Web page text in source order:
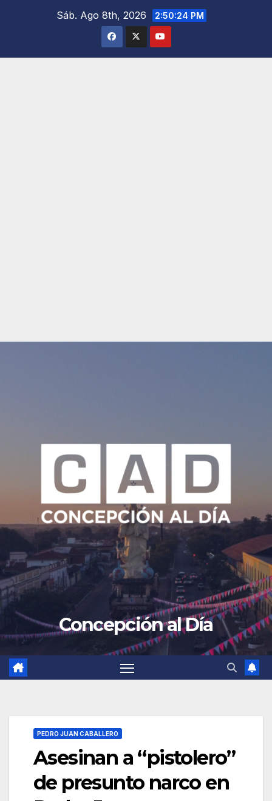
Sáb. Ago 8th, 2026 2:50:26 PM
Concepción al Día
PEDRO JUAN CABALLERO
Asesinan a “pistolero”
de presunto narco en